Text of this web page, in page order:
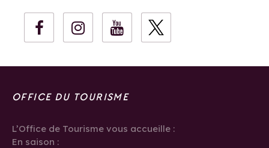
OFFICE DU TOURISME
L’Office de Tourisme vous accueille :
En saison :